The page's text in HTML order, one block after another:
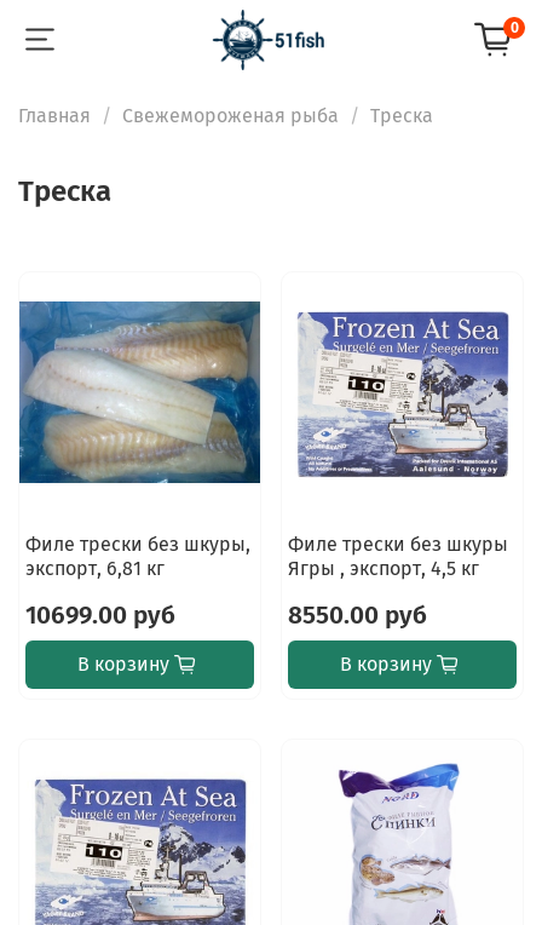
0
Главная Свежемороженая рыба Треска
Треска
Филе трески без шкуры,
экспорт, 6,81 кг
10699.00 руб
В корзину
Филе трески без шкуры
Ягры , экспорт, 4,5 кг
8550.00 руб
В корзину